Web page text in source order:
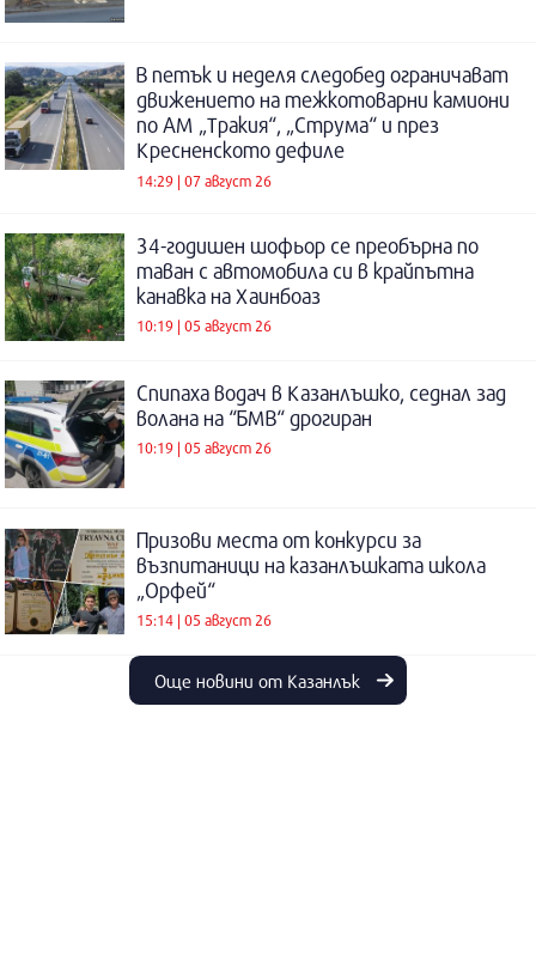
В петък и неделя следобед ограничават
движението на тежкотоварни камиони
по АМ „Тракия“, „Струма“ и през
Кресненското дефиле
14:29 | 07 август 26
34-годишен шофьор се преобърна по
таван с автомобила си в крайпътна
канавка на Хаинбоаз
10:19 | 05 август 26
Спипаха водач в Казанлъшко, седнал зад
волана на “БМВ“ дрогиран
10:19 | 05 август 26
Призови места от конкурси за
възпитаници на казанлъшката школа
„Орфей“
15:14 | 05 август 26
Още новини от Казанлък